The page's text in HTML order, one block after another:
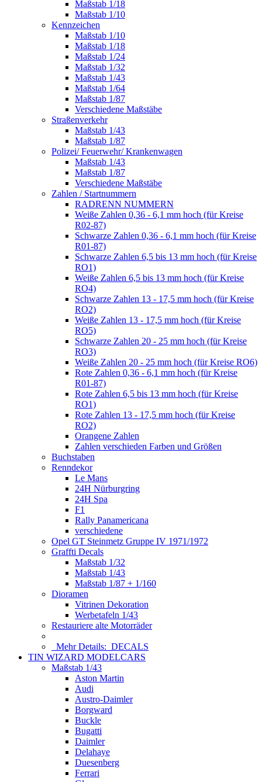
Maßstab 1/18
Maßstab 1/10
Kennzeichen
Maßstab 1/10
Maßstab 1/18
Maßstab 1/24
Maßstab 1/32
Maßstab 1/43
Maßstab 1/64
Maßstab 1/87
Verschiedene Maßstäbe
Straßenverkehr
Maßstab 1/43
Maßstab 1/87
Polizei/ Feuerwehr/ Krankenwagen
Maßstab 1/43
Maßstab 1/87
Verschiedene Maßstäbe
Zahlen / Startnummern
RADRENN NUMMERN
Weiße Zahlen 0,36 - 6,1 mm hoch (für Kreise
R02-87)
Schwarze Zahlen 0,36 - 6,1 mm hoch (für Kreise
R01-87)
Schwarze Zahlen 6,5 bis 13 mm hoch (für Kreise
RO1)
Weiße Zahlen 6,5 bis 13 mm hoch (für Kreise
RO4)
Schwarze Zahlen 13 - 17,5 mm hoch (für Kreise
RO2)
Weiße Zahlen 13 - 17,5 mm hoch (für Kreise
RO5)
Schwarze Zahlen 20 - 25 mm hoch (für Kreise
RO3)
Weiße Zahlen 20 - 25 mm hoch (für Kreise RO6)
Rote Zahlen 0,36 - 6,1 mm hoch (für Kreise
R01-87)
Rote Zahlen 6,5 bis 13 mm hoch (für Kreise
RO1)
Rote Zahlen 13 - 17,5 mm hoch (für Kreise
RO2)
Orangene Zahlen
Zahlen verschieden Farben und Größen
Buchstaben
Renndekor
Le Mans
24H Nürburgring
24H Spa
F1
Rally Panamericana
verschiedene
Opel GT Steinmetz Gruppe IV 1971/1972
Graffti Decals
Maßstab 1/32
Maßstab 1/43
Maßstab 1/87 + 1/160
Dioramen
Vitrinen Dekoration
Werbetafeln 1/43
Restauriere alte Motorräder
Mehr Details: DECALS
TIN WIZARD MODELCARS
Maßstab 1/43
Aston Martin
Audi
Austro-Daimler
Borgward
Buckle
Bugatti
Daimler
Delahaye
Duesenberg
Ferrari